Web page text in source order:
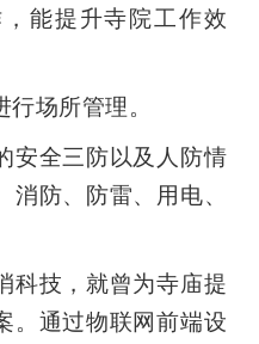
能提升寺院工作效
场所管理。
安全三防以及人防情
防、防雷、用电、
科技，就曾为寺庙提
。通过物联网前端设